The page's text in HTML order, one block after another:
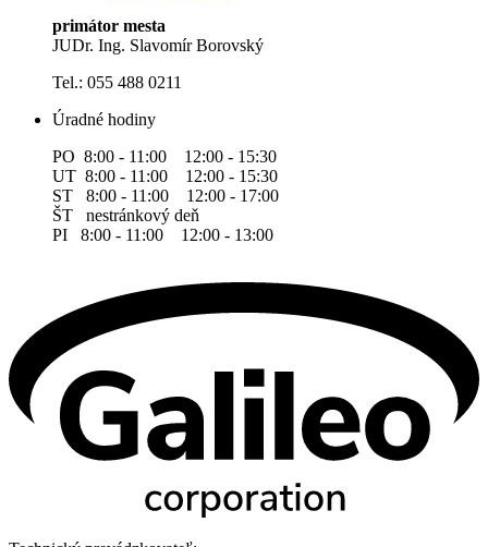
primátor mesta
JUDr. Ing. Slavomír Borovský
Tel.: 055 488 0211
Úradné hodiny
PO 8:00 - 11:00 12:00 - 15:30
UT 8:00 - 11:00 12:00 - 15:30
ST 8:00 - 11:00 12:00 - 17:00
ŠT nestránkový deň
PI 8:00 - 11:00 12:00 - 13:00